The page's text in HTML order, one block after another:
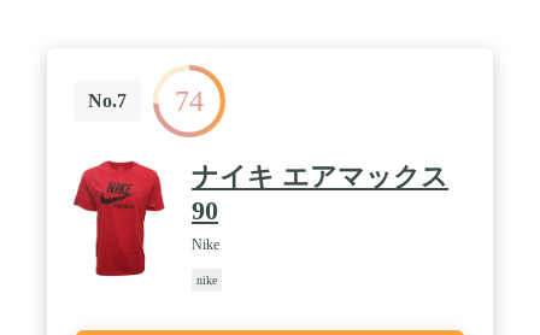
No.7 74
ナイキ エアマックス
90
Nike
nike